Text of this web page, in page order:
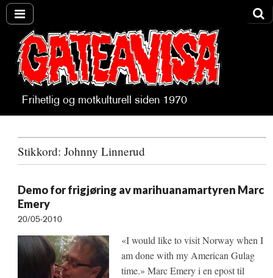
Gateavisa
Frihetlig og motkulturell siden 1970
Stikkord: Johnny Linnerud
Demo for frigjøring av marihuanamartyren Marc
Emery
20/05-2010
«I would like to visit Norway when I
am done with my American Gulag
time.» Marc Emery i en epost til